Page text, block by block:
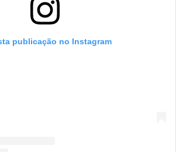
publicação no Instagram